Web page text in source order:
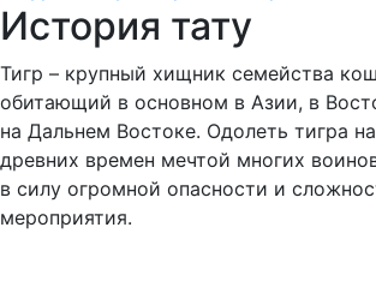
История тату
Тигр – крупный хищник семейства
обитающий в основном в Азии, в
на Дальнем Востоке. Одолеть тигра
древних времен мечтой многих
в силу огромной опасности и
мероприятия.